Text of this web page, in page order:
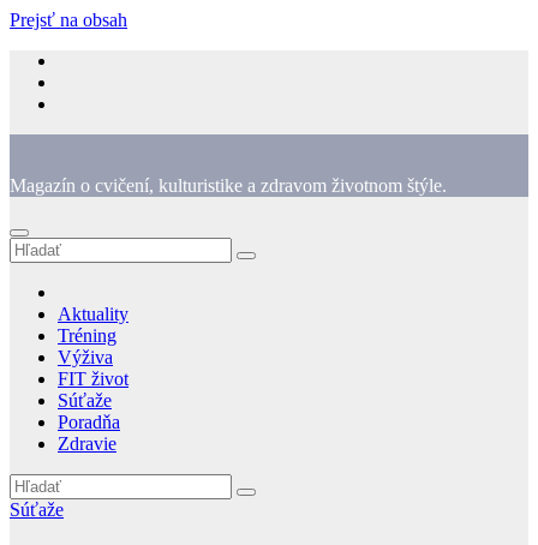
Prejsť na obsah
Magazín o cvičení, kulturistike a zdravom životnom štýle.
Aktuality
Tréning
Výživa
FIT život
Súťaže
Poradňa
Zdravie
Súťaže